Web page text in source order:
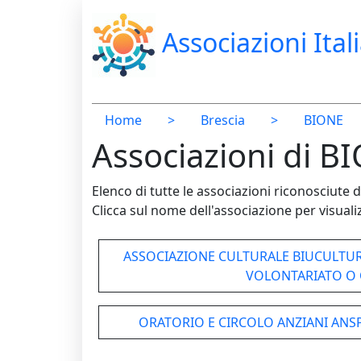
Associazioni
Home > Brescia > BIONE
Associazioni di
Elenco di tutte le associazioni riconosciute
Clicca sul nome dell'associazione per
ASSOCIAZIONE CULTURALE
VOLONTARIATO O
ORATORIO E CIRCOLO ANZIANI